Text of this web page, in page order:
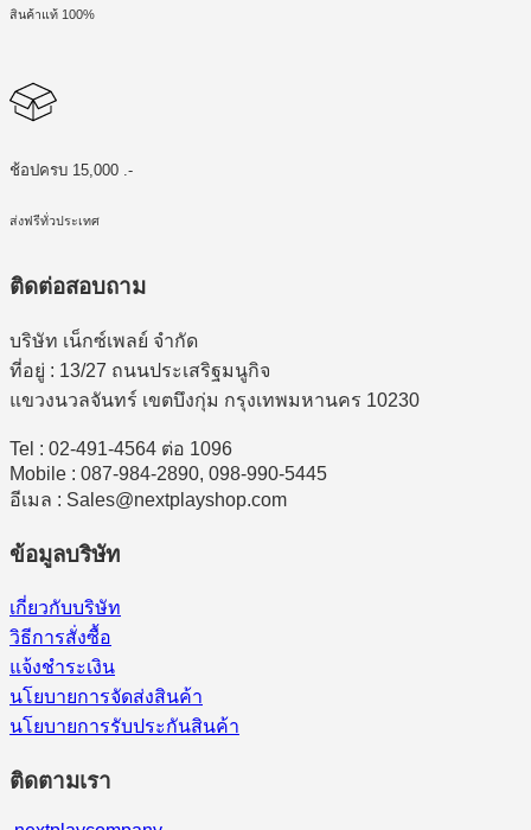
สินค้าแท้ 100%
ช้อปครบ 15,000 .-
ส่งฟรีทั่วประเทศ
ติดต่อสอบถาม
บริษัท เน็กซ์เพลย์ จำกัด
ที่อยู่ : 13/27 ถนนประเสริฐมนูกิจ
แขวงนวลจันทร์ เขตบึงกุ่ม กรุงเทพมหานคร 10230
Tel : 02-491-4564 ต่อ 1096
Mobile : 087-984-2890, 098-990-5445
อีเมล : Sales@nextplayshop.com
ข้อมูลบริษัท
เกี่ยวกับบริษัท
วิธีการสั่งซื้อ
แจ้งชำระเงิน
นโยบายการจัดส่งสินค้า
นโยบายการรับประกันสินค้า
ติดตามเรา